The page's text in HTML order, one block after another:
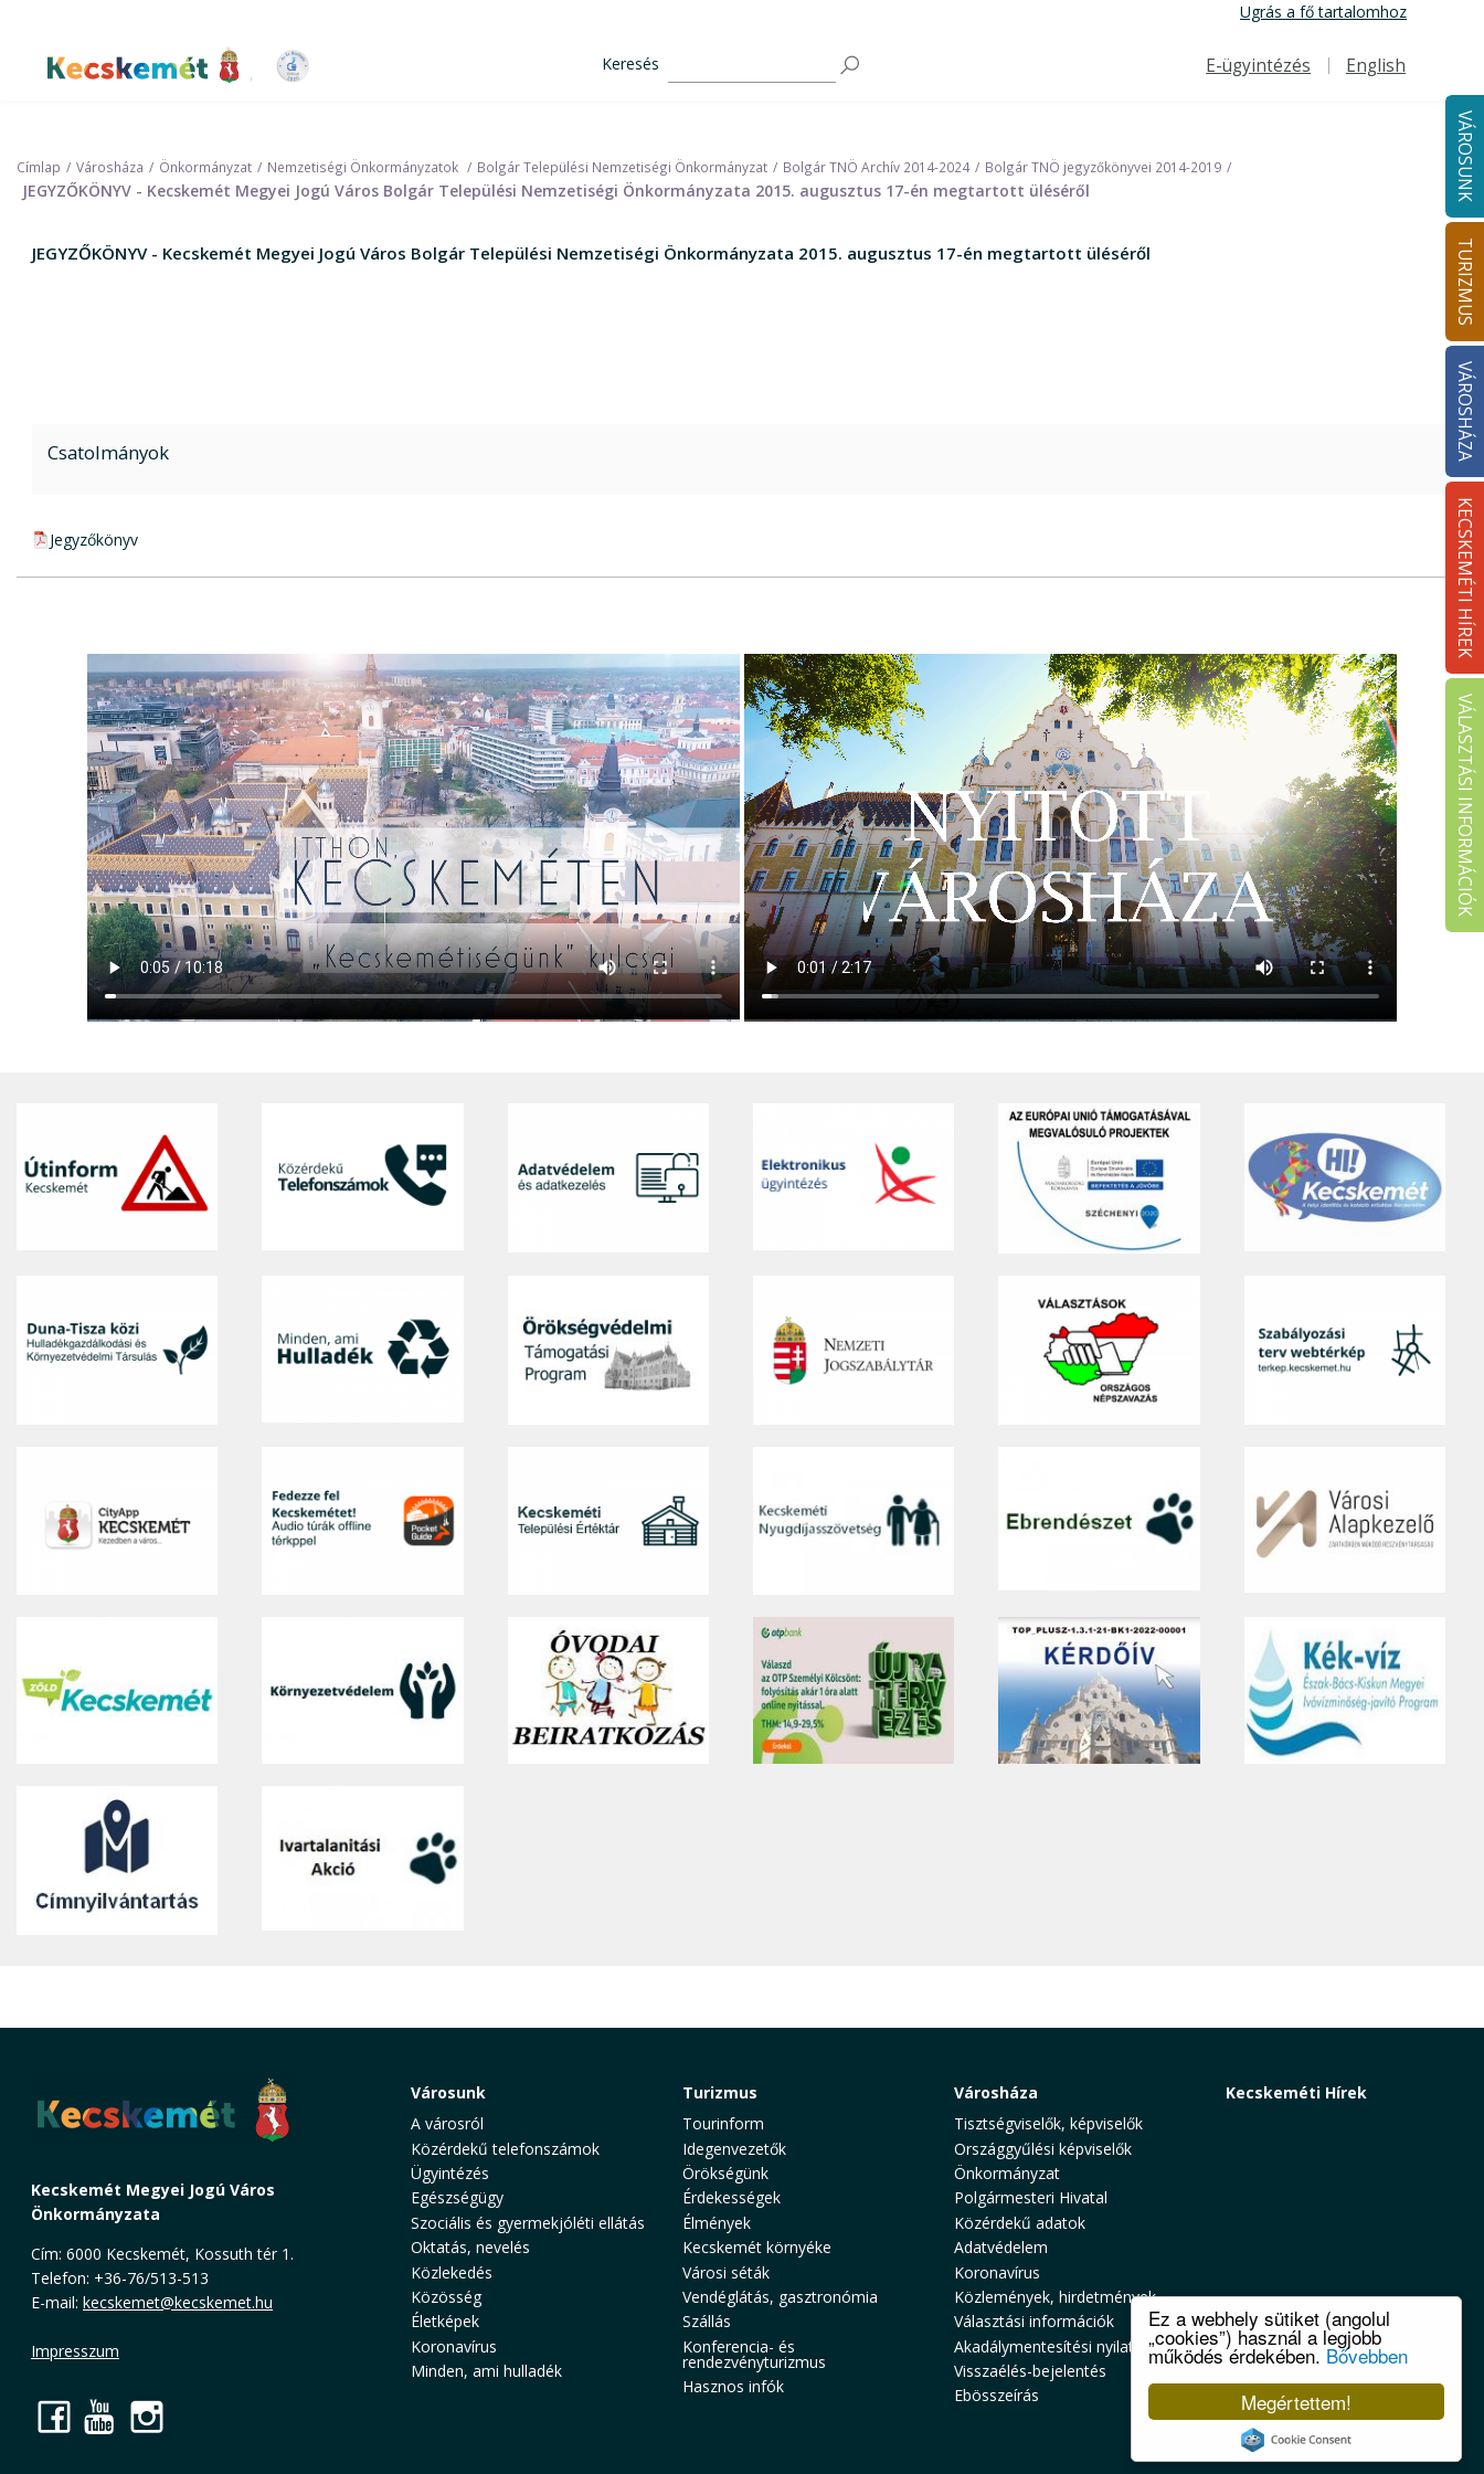
Megértettem!
Ez a webhely sütiket (angolul
„cookies”) használ a legjobb
működés érdekében. Bővebben
Cookie Consent plugin for the EU cookie law
tartalomra
Ugrás a fő tartalomhoz
Kecskemét Város Honlapja
Keresés
Felső navigáció
E-ügyintézés English
VÁROSUNK
TURIZMUS
VÁROSHÁZA
KECSKEMÉTI HÍREK
VÁLASZTÁSI INFORMÁCIÓK
Címlap Városháza Önkormányzat Nemzetiségi Önkormányzatok Bolgár Települési Nemzetiségi Önkormányzat Bolgár TNÖ Archív 2014-2024 Bolgár TNÖ jegyzőkönyvei 2014-2019
JEGYZŐKÖNYV - Kecskemét Megyei Jogú Város Bolgár Települési Nemzetiségi Önkormányzata 2015. augusztus 17-én megtartott üléséről
JEGYZŐKÖNYV - Kecskemét Megyei Jogú Város Bolgár Települési Nemzetiségi Önkormányzata 2015. augusztus 17-én megtartott üléséről
Csatolmányok
pdf csatolmány:
Jegyzőkönyv
Kecskemét Megyei Jogú Város
Önkormányzata
Cím: 6000 Kecskemét, Kossuth tér 1.
Telefon: +36-76/513-513
E-mail: kecskemet@kecskemet.hu
Impresszum
Facebook
YouTube
Városunk
A városról
Közérdekű telefonszámok
Ügyintézés
Egészségügy
Szociális és gyermekjóléti ellátás
Oktatás, nevelés
Közlekedés
Közösség
Életképek
Koronavírus
Minden, ami hulladék
Turizmus
Tourinform
Idegenvezetők
Örökségünk
Érdekességek
Élmények
Kecskemét környéke
Városi séták
Vendéglátás, gasztronómia
Szállás
Konferencia- és
rendezvényturizmus
Hasznos infók
Városháza
Tisztségviselők, képviselők
Országgyűlési képviselők
Önkormányzat
Polgármesteri Hivatal
Közérdekű adatok
Adatvédelem
Koronavírus
Közlemények, hirdetmények
Választási információk
Akadálymentesítési nyilatkozat
Visszaélés-bejelentés
Ebösszeírás
Kecskeméti Hírek